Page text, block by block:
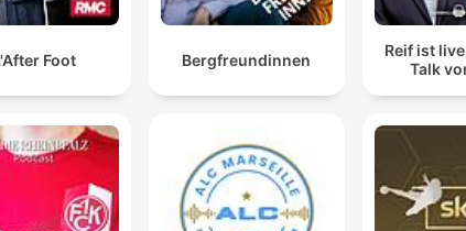
Foot Bergfreundinnen
Reif ist
Talk